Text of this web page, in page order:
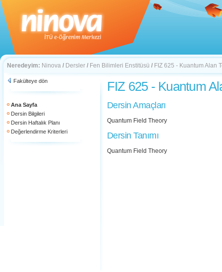
Neredeyim: Ninova / Dersler / Fen Bilimleri Enstitüsü / FIZ 625 - Kuantum Alan
Fakülteye dön
Ana Sayfa
Dersin Bilgileri
Dersin Haftalık Planı
Değerlendirme Kriterleri
FIZ 625 - Kuantum
Dersin Amaçları
Quantum Field Theory
Dersin Tanımı
Quantum Field Theory